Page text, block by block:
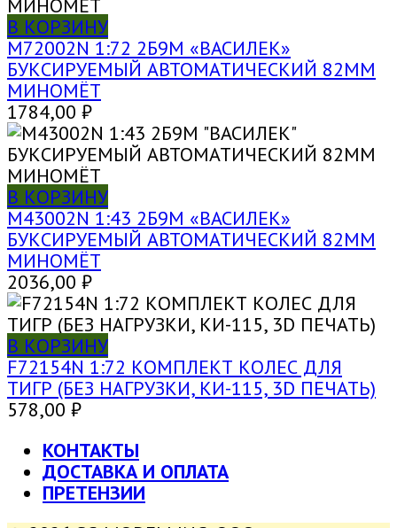
В КОРЗИНУ
M72002N 1:72 2Б9М «ВАСИЛЕК»
БУКСИРУЕМЫЙ АВТОМАТИЧЕСКИЙ 82ММ
МИНОМЁТ
1784,00 ₽
В КОРЗИНУ
M43002N 1:43 2Б9М «ВАСИЛЕК»
БУКСИРУЕМЫЙ АВТОМАТИЧЕСКИЙ 82ММ
МИНОМЁТ
2036,00 ₽
В КОРЗИНУ
F72154N 1:72 КОМПЛЕКТ КОЛЕС ДЛЯ
ТИГР (БЕЗ НАГРУЗКИ, КИ-115, 3D ПЕЧАТЬ)
578,00 ₽
КОНТАКТЫ
ДОСТАВКА И ОПЛАТА
ПРЕТЕНЗИИ